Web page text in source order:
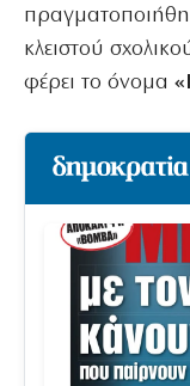
κλειστού
φέρει το όνομα